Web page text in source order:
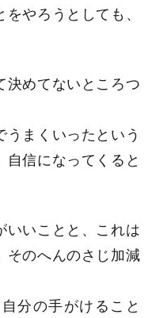
やろうとしても、
決めてないところつ
まくいったという
信になってくると
いいことと、これは
そのへんのさじ加減
分の手がけること